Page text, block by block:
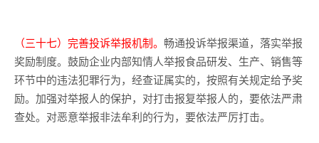
（三十七）完善投诉举报机制。 畅通投诉举报渠道，落实举报
奖励制度。鼓励企业内部知情人举报食品研发、生产、销售等
环节中的违法犯罪行为，经查证属实的，按照有关规定给予奖
励。加强对举报人的保护，对打击报复举报人的，要依法严肃
查处。对恶意举报非法牟利的行为，要依法严厉打击。